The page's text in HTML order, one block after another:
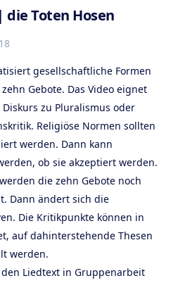
die Toten Hosen
gesellschaftliche Formen
Gebote. Das Video eignet
zu Pluralismus oder
Religiöse Normen sollten
werden. Dann kann
ob sie akzeptiert werden.
die zehn Gebote noch
Dann ändert sich die
Die Kritikpunkte können in
auf dahinterstehende Thesen
werden.
Liedtext in Gruppenarbeit